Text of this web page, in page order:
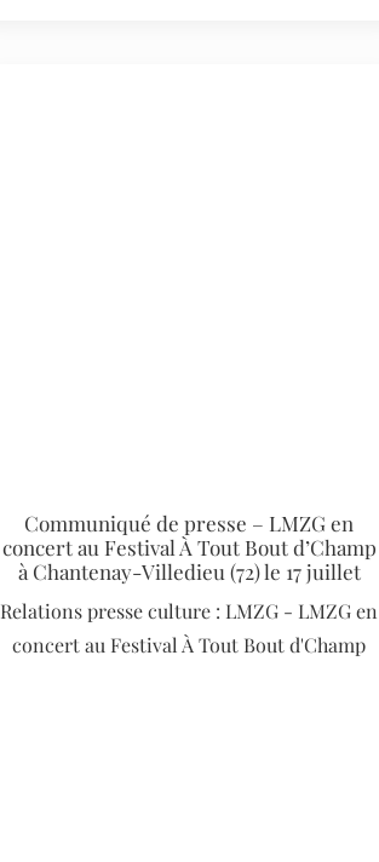
Communiqué de presse – LMZG en
concert au Festival À Tout Bout d’Champ
à Chantenay-Villedieu (72) le 17 juillet
Relations presse culture : LMZG - LMZG en
concert au Festival À Tout Bout d'Champ